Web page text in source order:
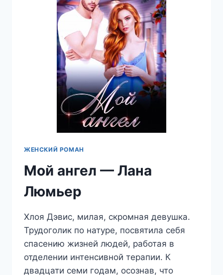
ЛЮМЬЕР
ЖЕНСКИЙ РОМАН
Мой ангел — Лана
Люмьер
Хлоя Дэвис, милая, скромная девушка.
Трудоголик по натуре, посвятила себя
спасению жизней людей, работая в
отделении интенсивной терапии. К
двадцати семи годам, осознав, что